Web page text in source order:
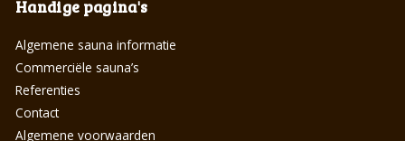
Handige pagina's
Algemene sauna informatie
Commerciële sauna’s
Referenties
Contact
Algemene voorwaarden